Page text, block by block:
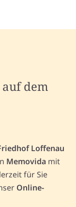
dem
Loffenau
Memovida mit
für Sie
Online-